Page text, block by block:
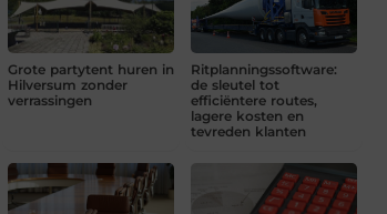
Grote partytent huren in
Hilversum zonder
verrassingen
Ritplanningssoftware:
de sleutel tot
efficiëntere routes,
lagere kosten en
tevreden klanten